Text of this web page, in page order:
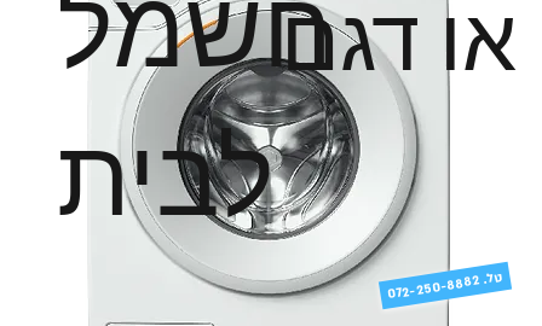
או דגם
לבית
072-250-8882 .טל